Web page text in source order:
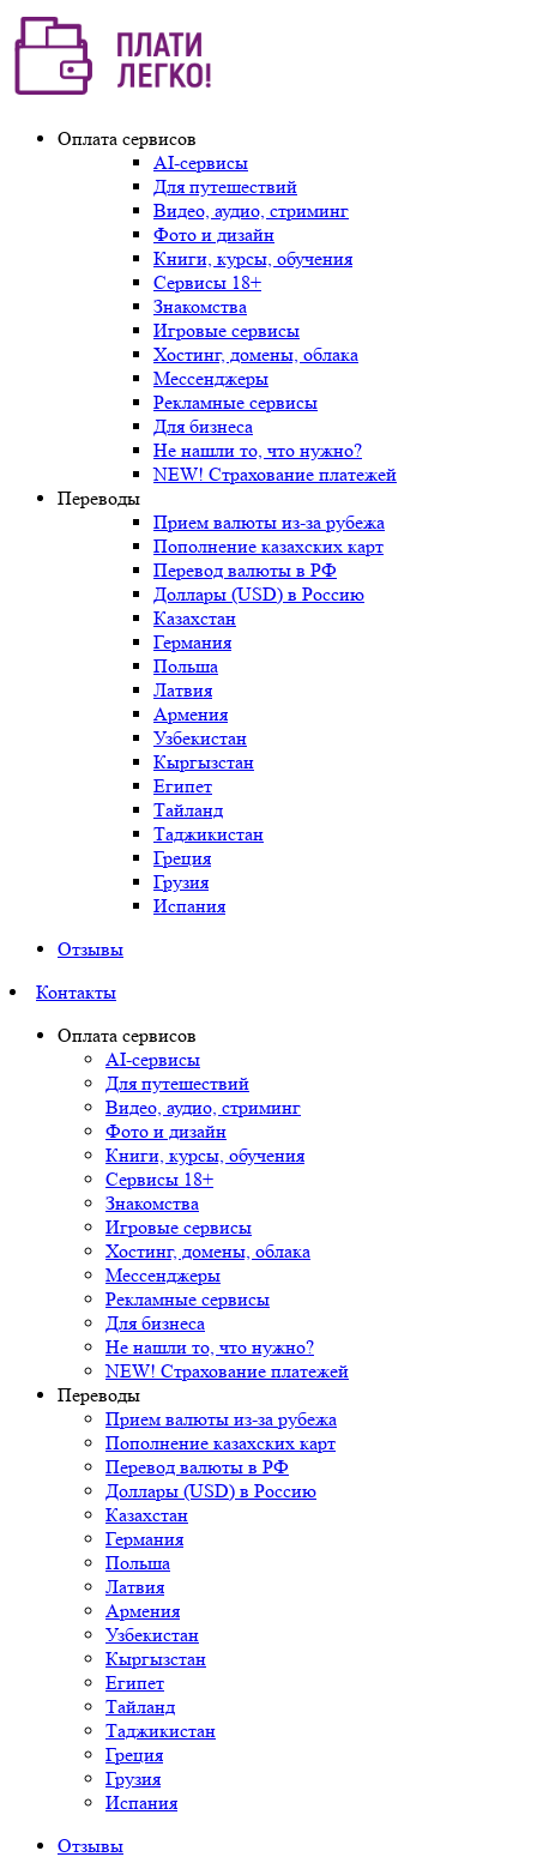
Оплата сервисов
AI-сервисы
Для путешествий
Видео, аудио, стриминг
Фото и дизайн
Книги, курсы, обучения
Сервисы 18+
Знакомства
Игровые сервисы
Хостинг, домены, облака
Мессенджеры
Рекламные сервисы
Для бизнеса
Не нашли то, что нужно?
NEW! Страхование платежей
Переводы
Прием валюты из-за рубежа
Пополнение казахских карт
Перевод валюты в РФ
Доллары (USD) в Россию
Казахстан
Германия
Польша
Латвия
Армения
Узбекистан
Кыргызстан
Египет
Тайланд
Таджикистан
Греция
Грузия
Испания
Отзывы
Контакты
Оплата сервисов
AI-сервисы
Для путешествий
Видео, аудио, стриминг
Фото и дизайн
Книги, курсы, обучения
Сервисы 18+
Знакомства
Игровые сервисы
Хостинг, домены, облака
Мессенджеры
Рекламные сервисы
Для бизнеса
Не нашли то, что нужно?
NEW! Страхование платежей
Переводы
Прием валюты из-за рубежа
Пополнение казахских карт
Перевод валюты в РФ
Доллары (USD) в Россию
Казахстан
Германия
Польша
Латвия
Армения
Узбекистан
Кыргызстан
Египет
Тайланд
Таджикистан
Греция
Грузия
Испания
Отзывы